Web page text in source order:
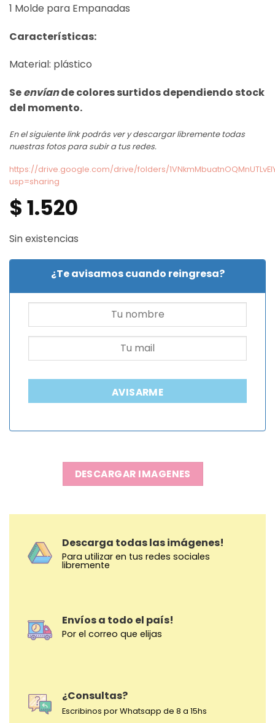
1 Molde para Empanadas
Características:
Material: plástico
Seenvíande colores surtidos dependiendo stock
del momento.
En el siguiente link podrás ver y descargar libremente todas
nuestras fotos para subir a tus redes.
https://drive.google.com/drive/folders/
usp=sharing
$1.520
Sin existencias
¿Te avisamos cuando reingresa?
AVISARME
DESCARGAR IMAGENES
Descarga todas las imágenes!
Para utilizar en tus redes sociales
libremente
Envíos a todo el país!
Por el correo que elijas
¿Consultas?
Escribinos por Whatsapp de 8 a 15hs